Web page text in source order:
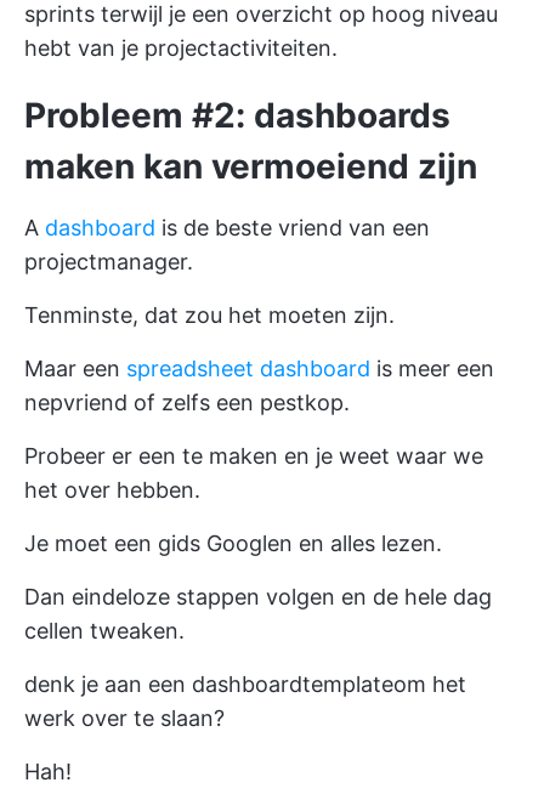
sprints terwijl je een overzicht op hoog niveau
hebt van je projectactiviteiten.
Probleem #2: dashboards
maken kan vermoeiend zijn
A dashboard is de beste vriend van een
projectmanager.
Tenminste, dat zou het moeten zijn.
Maar een spreadsheet dashboard is meer een
nepvriend of zelfs een pestkop.
Probeer er een te maken en je weet waar we
het over hebben.
Je moet een gids Googlen en alles lezen.
Dan eindeloze stappen volgen en de hele dag
cellen tweaken.
denk je aan een dashboardtemplateom het
werk over te slaan?
Hah!